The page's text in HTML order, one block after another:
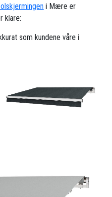
i Mære er
klare:
som kundene våre i